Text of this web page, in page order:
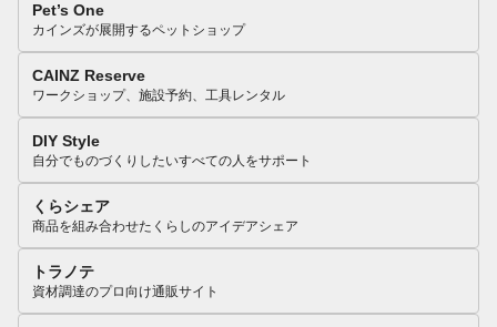
Pet’s One
カインズが展開するペットショップ
CAINZ Reserve
ワークショップ、施設予約、工具レンタル
DIY Style
自分でものづくりしたいすべての人をサポート
くらシェア
商品を組み合わせたくらしのアイデアシェア
トラノテ
資材調達のプロ向け通販サイト